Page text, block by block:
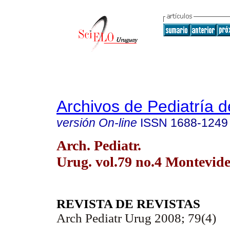
Archivos de Pediatría
versión On-line ISSN 1688-1249
Arch. Pediatr.
Urug. vol.79 no.4
REVISTA DE REVISTAS
Arch Pediatr Urug 2008; 79(4)